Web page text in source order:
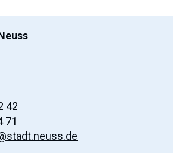
42
71